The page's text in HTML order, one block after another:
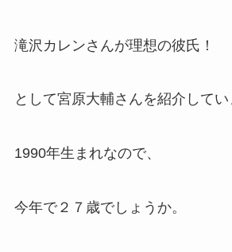
滝沢カレンさんが理想の彼氏！
として宮原大輔さんを紹介してい
1990年生まれなので、
今年で２７歳でしょうか。